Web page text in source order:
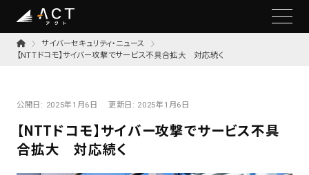
サイバーセキュリティ・ニュース
【NTTドコモ】サイバー攻撃でサービス不具合拡大 対応続く
公開日: 2025年1月6日 更新日: 2025年1月6日
【NTTドコモ】サイバー攻撃でサービス不具
合拡大 対応続く